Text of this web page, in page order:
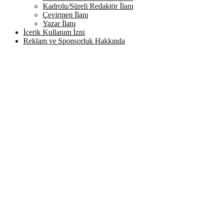
Kadrolu/Süreli Redaktör İlanı
Çevirmen İlanı
Yazar İlanı
İçerik Kullanım İzni
Reklam ve Sponsorluk Hakkında